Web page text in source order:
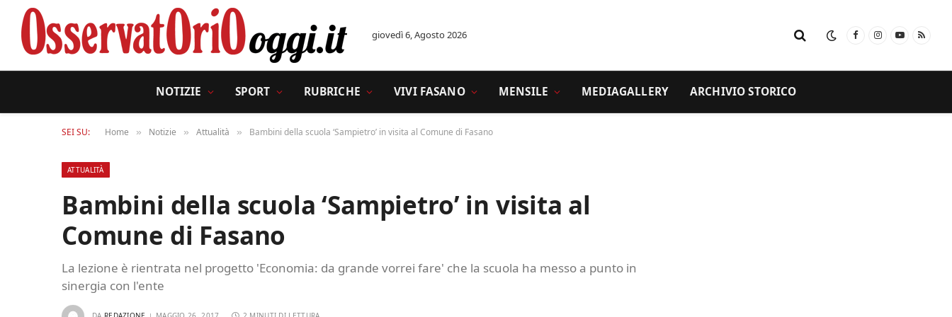
giovedì 6, Agosto 2026 FacebookInstagram
YouTube
RSS
NOTIZIE SPORT RUBRICHE VIVI FASANO MENSILE MEDIAGALLERY ARCHIVIO STORICO
SEI SU: Home » Notizie » Attualità » Bambini della scuola ‘Sampietro’ in visita al Comune di Fasano
ATTUALITÀ
Bambini della scuola ‘Sampietro’ in visita al
Comune di Fasano
La lezione è rientrata nel progetto 'Economia: da grande vorrei fare' che la scuola ha messo a punto in
sinergia con l'ente